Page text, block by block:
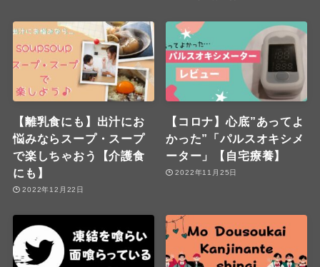
【離乳食にも】出汁にお
悩みならスープ・スープ
で楽しちゃおう【介護食
にも】
2022年12月22日
【コロナ】心底”あってよ
かった”「パルスオキシメ
ーター」【自宅療養】
2022年11月25日